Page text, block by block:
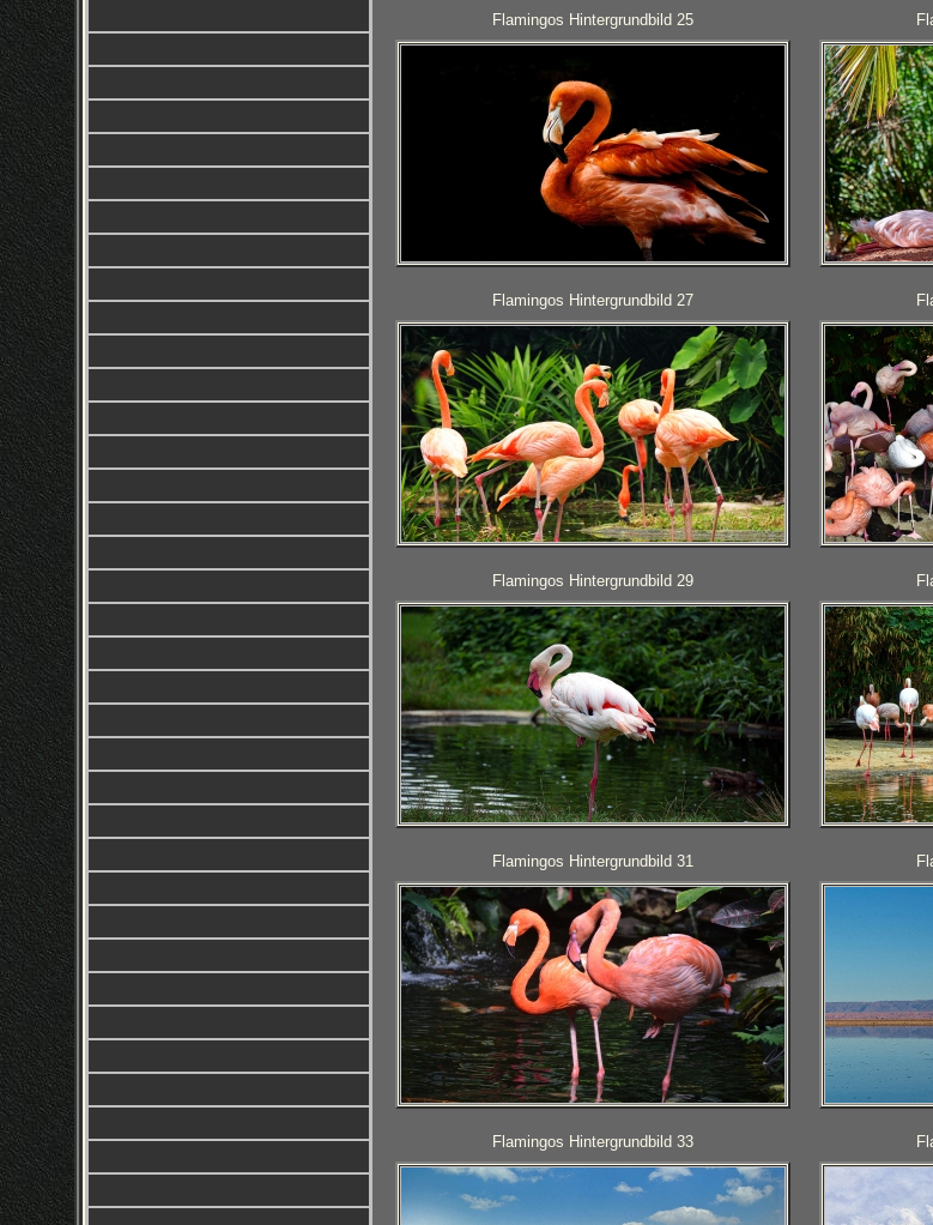
Flamingos Hintergrundbild 25
Flamingos Hintergrundbild 27
Flamingos Hintergrundbild 29
Flamingos Hintergrundbild 31
Flamingos Hintergrundbild 33